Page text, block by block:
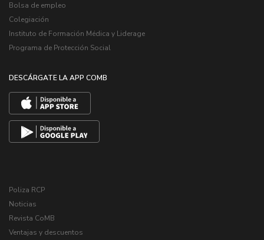
Bolsa de empleo
Colegiación
Instituto de Formación Médica y Liderage
Programa de Protección Social
DESCÁRGATE LA APP COMB
Poliza RCP
Noticias
Revista CoMB
Ventajas y descuentos